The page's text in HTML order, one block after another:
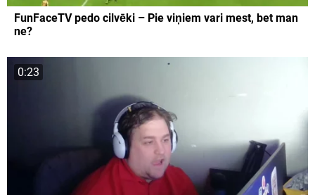
FunFaceTV pedo cilvēki – Pie viņiem vari mest, bet man
ne?
0:23